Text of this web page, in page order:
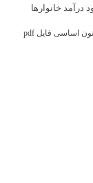
درآمد خانوارها
برای مشاهده خلاصه گزارش اجرای سیاست های اصل 44 قانون اساسی فایل pdf